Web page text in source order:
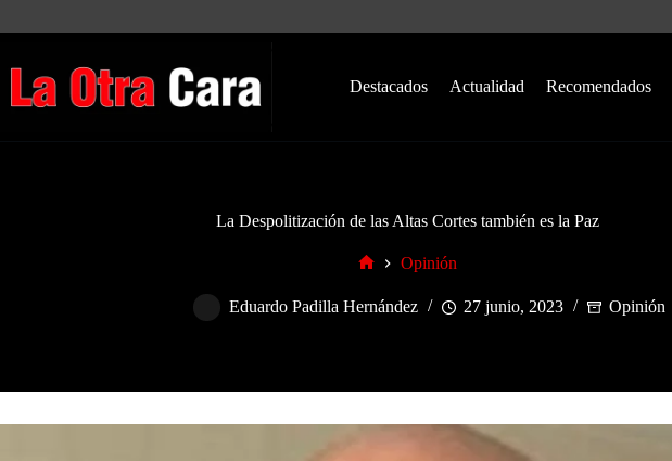
Destacados Actualidad Recomendados
La Despolitización de las Altas Cortes también es la Paz
Opinión
Eduardo Padilla Hernández 27 junio, 2023 Opinión